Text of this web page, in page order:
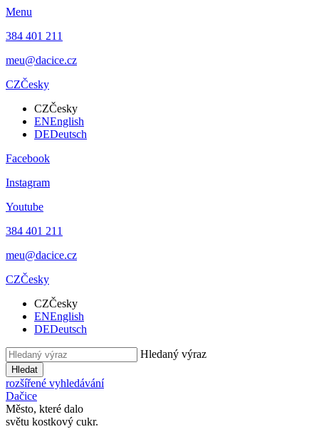
Menu
384 401 211
meu@dacice.cz
CZČesky
CZČesky
ENEnglish
DEDeutsch
Facebook
Instagram
Youtube
384 401 211
meu@dacice.cz
CZČesky
CZČesky
ENEnglish
DEDeutsch
Hledaný výraz
Hledat
rozšířené vyhledávání
Dačice
Město, které dalo
světu kostkový cukr.